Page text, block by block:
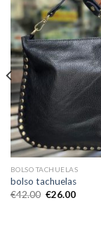
BOLSO TACHUELAS
bolso tachuelas
€42.00 €26.00